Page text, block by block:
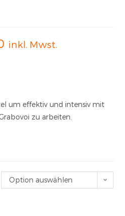
inkl. Mwst.
um effektiv und intensiv mit
zu arbeiten.
Option auswählen